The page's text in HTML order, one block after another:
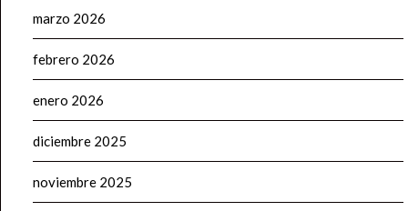
marzo 2026
febrero 2026
enero 2026
diciembre 2025
noviembre 2025